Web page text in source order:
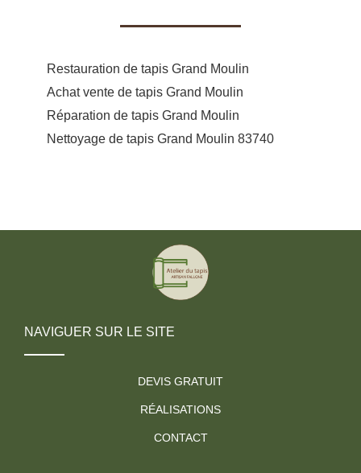
Restauration de tapis Grand Moulin
Achat vente de tapis Grand Moulin
Réparation de tapis Grand Moulin
Nettoyage de tapis Grand Moulin 83740
NAVIGUER SUR LE SITE
DEVIS GRATUIT
RÉALISATIONS
CONTACT